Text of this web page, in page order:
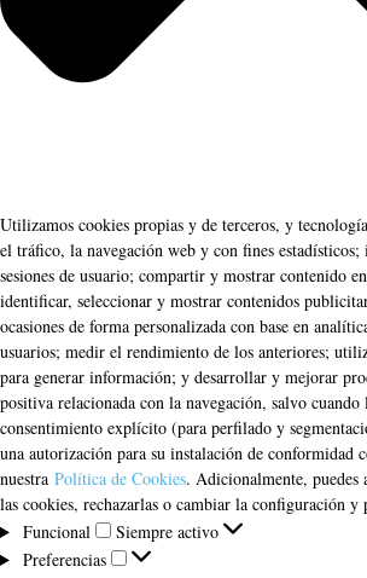
Utilizamos cookies propias y de terceros, y
el tráfico, la navegación web y con fines
sesiones de usuario; compartir y mostrar contenido
identificar, seleccionar y mostrar contenidos
ocasiones de forma personalizada con base en
usuarios; medir el rendimiento de los anteriores;
para generar información; y desarrollar y mejorar
positiva relacionada con la navegación, salvo cuando
consentimiento explícito (para perfilado y
una autorización para su instalación de conformidad
nuestra Política de Cookies. Adicionalmente, puedes
las cookies, rechazarlas o cambiar la configuración y
Funcional
Funcional
Siempre activo
Preferencias
Preferencias